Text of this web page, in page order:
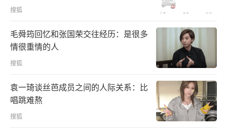
搜狐
毛舜筠回忆和张国荣交往经历：是很多
情很重情的人
搜狐
袁一琦谈丝芭成员之间的人际关系：比
唱跳难熬
搜狐